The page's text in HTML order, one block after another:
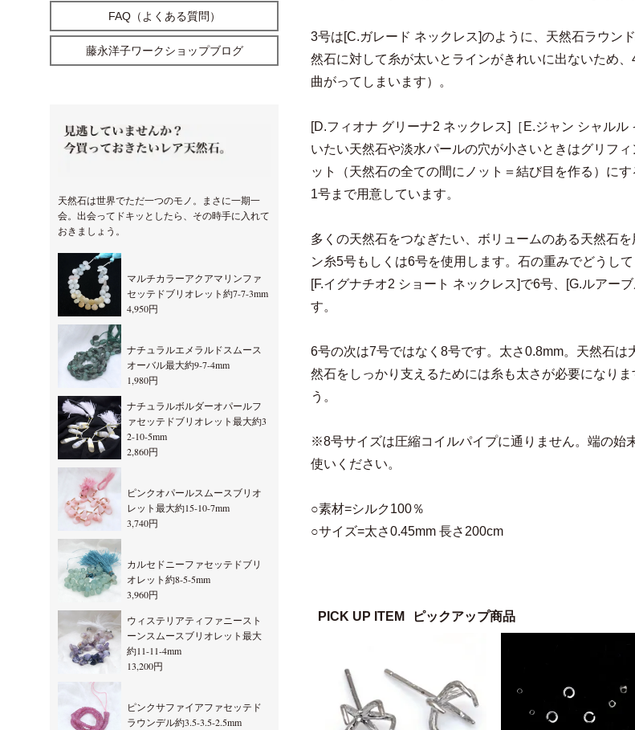
3号は[C.ガレード ネックレス]のように、天然石ラウン
然石に対して糸が太いとラインがきれいに出ないため
曲がってしまいます）。
[D.フィオナ グリーナ2 ネックレス]［E.ジャン シャル
いたい天然石や淡水パールの穴が小さいときはグリフ
ット（天然石の全ての間にノット＝結び目を作る）に
1号まで用意しています。
多くの天然石をつなぎたい、ボリュームのある天然石
ン糸5号もしくは6号を使用します。石の重みでどうし
[F.イグナチオ2 ショート ネックレス]で6号、[G.ルアー
す。
6号の次は7号ではなく8号です。太さ0.8mm。天然石
然石をしっかり支えるためには糸も太さが必要になり
う。
※8号サイズは圧縮コイルパイプに通りません。端の始
使いください。
○素材=シルク100％
○サイズ=太さ0.45mm 長さ200cm
PICK UP ITEM ピックアップ商品
FAQ（よくある質問）
藤永洋子ワークショップブログ
天然石は世界でただ一つのモノ。まさに一期一
会。出会ってドキッとしたら、その時手に入れて
おきましょう。
マルチカラーアクアマリンファ
セッテドブリオレット約7-7-3mm
4,950円
ナチュラルエメラルドスムース
オーバル最大約9-7-4mm
1,980円
ナチュラルボルダーオパールフ
ァセッテドブリオレット最大約3
2-10-5mm
2,860円
ピンクオパールスムースブリオ
レット最大約15-10-7mm
3,740円
カルセドニーファセッテドブリ
オレット約8-5-5mm
3,960円
ウィステリアティファニースト
ーンスムースブリオレット最大
約11-11-4mm
13,200円
ピンクサファイアファセッテド
ラウンデル約3.5-3.5-2.5mm